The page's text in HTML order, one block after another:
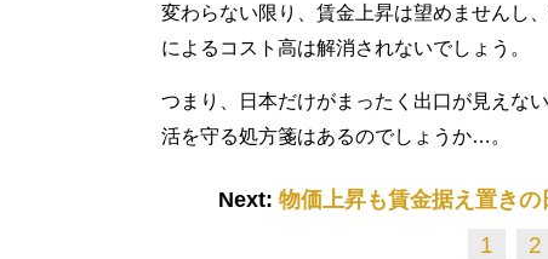
変わらない限り、賃金上昇は望めませんし
によるコスト高は解消されないでしょう。
つまり、日本だけがまったく出口が見えな
活を守る処方箋はあるのでしょうか…。
Next: 物価上昇も賃金据え置き
1 2